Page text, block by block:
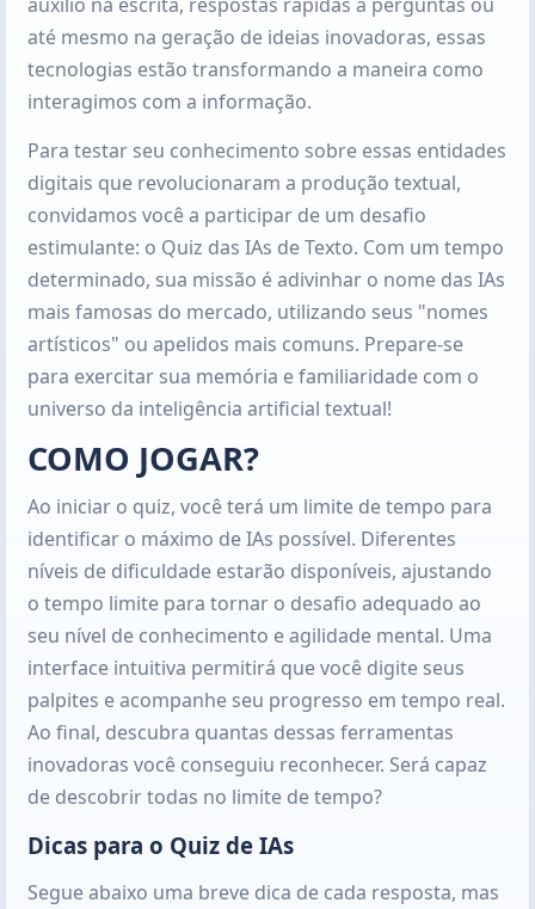
até mesmo na geração de ideias inovadoras, essas
tecnologias estão transformando a maneira como
interagimos com a informação.
Para testar seu conhecimento sobre essas entidades
digitais que revolucionaram a produção textual,
convidamos você a participar de um desafio
estimulante: o Quiz das IAs de Texto. Com um tempo
determinado, sua missão é adivinhar o nome das IAs
mais famosas do mercado, utilizando seus "nomes
artísticos" ou apelidos mais comuns. Prepare-se
para exercitar sua memória e familiaridade com o
universo da inteligência artificial textual!
COMO JOGAR?
Ao iniciar o quiz, você terá um limite de tempo para
identificar o máximo de IAs possível. Diferentes
níveis de dificuldade estarão disponíveis, ajustando
o tempo limite para tornar o desafio adequado ao
seu nível de conhecimento e agilidade mental. Uma
interface intuitiva permitirá que você digite seus
palpites e acompanhe seu progresso em tempo real.
Ao final, descubra quantas dessas ferramentas
inovadoras você conseguiu reconhecer. Será capaz
de descobrir todas no limite de tempo?
Dicas para o Quiz de IAs
Segue abaixo uma breve dica de cada resposta, mas